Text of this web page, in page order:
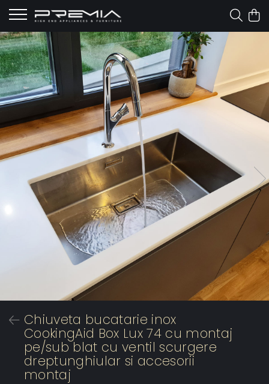
Chiuveta bucatarie inox
CookingAid Box Lux 74 cu montaj
pe/sub blat cu ventil scurgere
dreptunghiular si accesorii
montaj